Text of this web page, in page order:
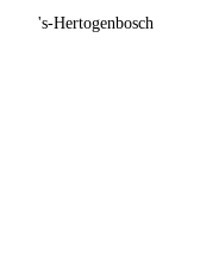
's-Hertogenbosch